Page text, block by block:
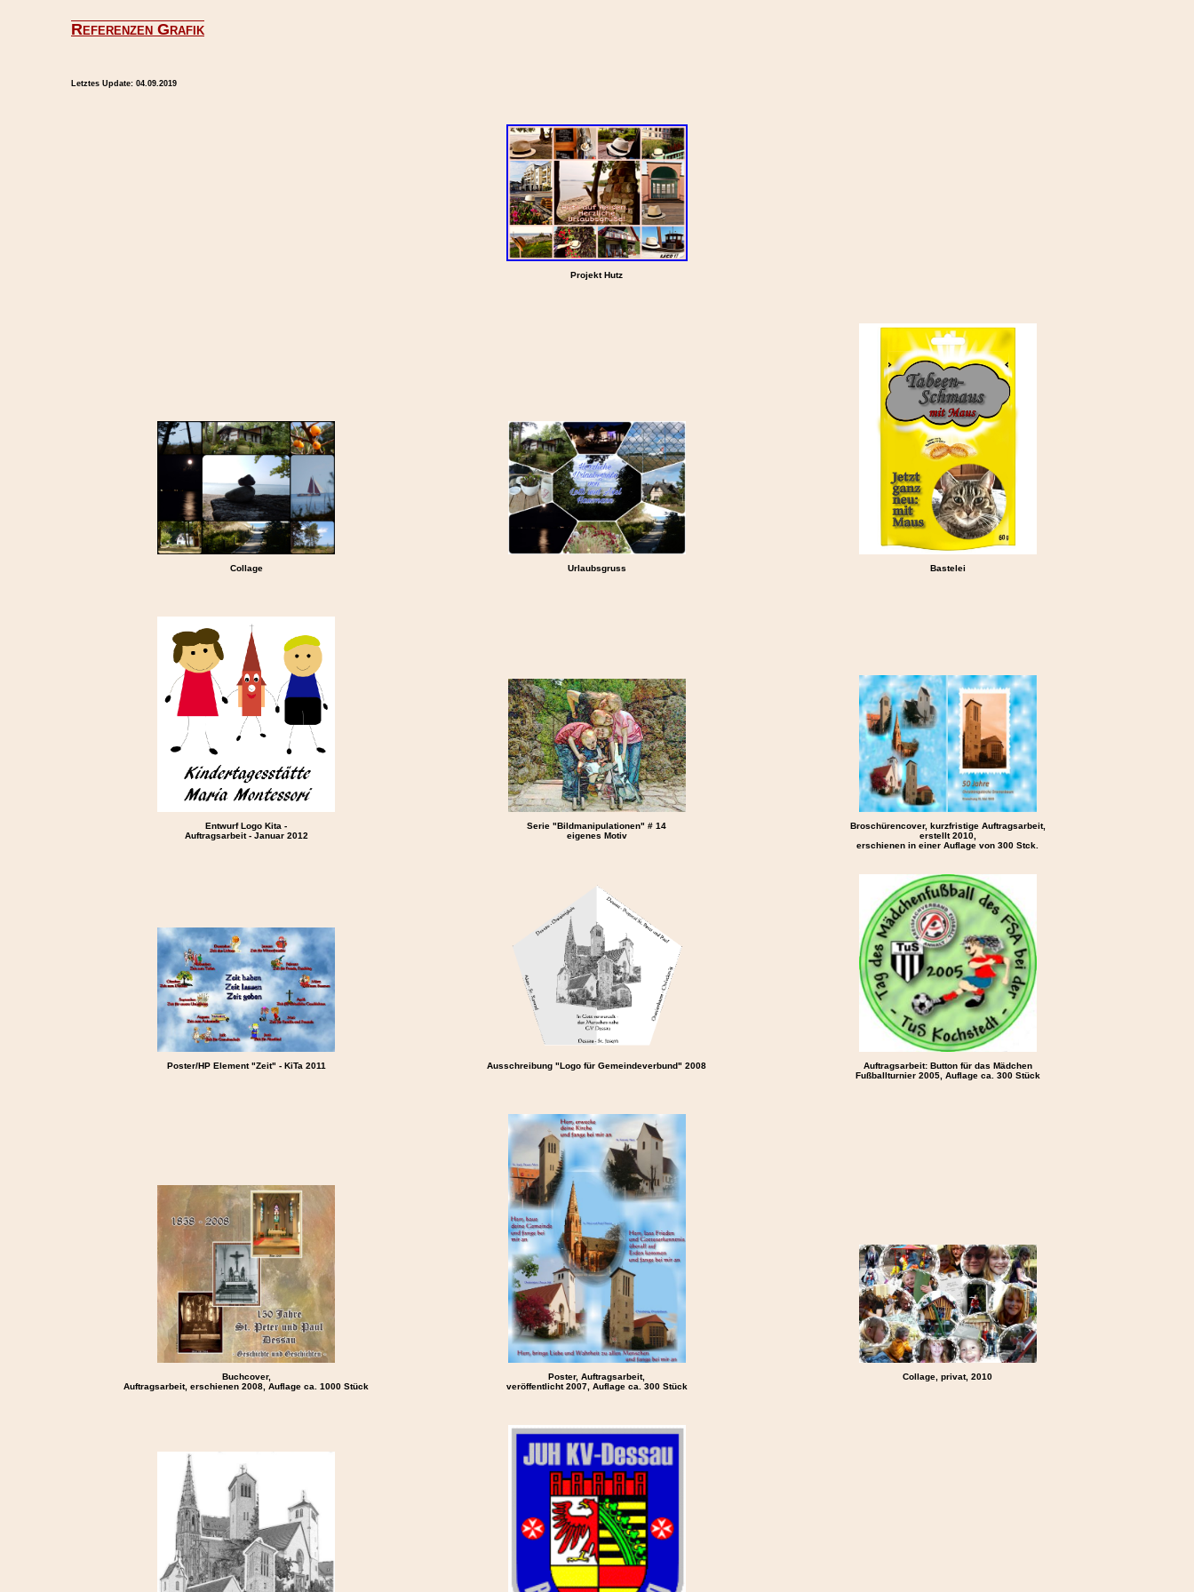
Referenzen Grafik
Letztes Update: 04.09.2019
Projekt Hutz
Collage Urlaubsgruss Bastelei
Entwurf Logo Kita -
Auftragsarbeit - Januar 2012
Serie "Bildmanipulationen" # 14
eigenes Motiv
Broschürencover, kurzfristige Auftragsarbeit,
erstellt 2010,
erschienen in einer Auflage von 300 Stck.
Poster/HP Element "Zeit" - KiTa 2011 Ausschreibung "Logo für Gemeindeverbund" 2008
Auftragsarbeit: Button für das Mädchen
Fußballturnier 2005, Auflage ca. 300 Stück
Buchcover,
Auftragsarbeit, erschienen 2008, Auflage ca. 1000 Stück
Poster, Auftragsarbeit,
veröffentlicht 2007, Auflage ca. 300 Stück
Collage, privat, 2010